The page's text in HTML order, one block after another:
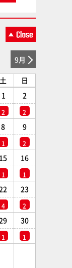
9月
土
日
1
2
2
2
8
1
9
2
15
1
16
1
4
23
2
1
30
1